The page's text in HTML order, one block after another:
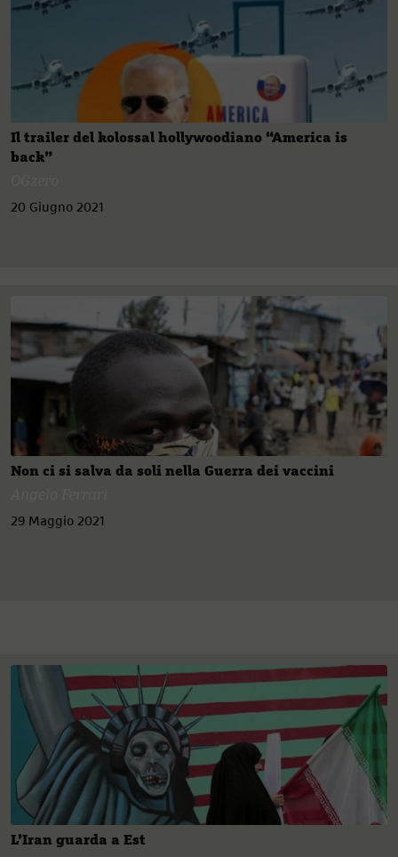
Il trailer del kolossal hollywoodiano “America is
back”
20 Giugno 2021
Non ci si salva da soli nella Guerra dei vaccini
29 Maggio 2021
L’Iran guarda a Est